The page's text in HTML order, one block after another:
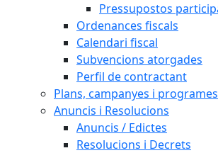
Pressupostos
Ordenances fiscals
Calendari fiscal
Subvencions atorgades
Perfil de contractant
Plans, campanyes i programes
Anuncis i Resolucions
Anuncis / Edictes
Resolucions i Decrets